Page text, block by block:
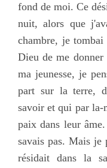
fond de moi. Ce
nuit, alors que
chambre, je
Dieu de me donner
ma jeunesse, je
part sur la terre,
savoir et qui par la-
paix dans leur
savais pas. Mais je
résidait dans la